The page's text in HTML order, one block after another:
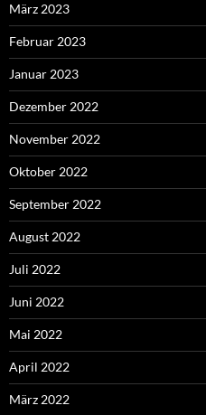
März 2023
Februar 2023
Januar 2023
Dezember 2022
November 2022
Oktober 2022
September 2022
August 2022
Juli 2022
Juni 2022
Mai 2022
April 2022
März 2022